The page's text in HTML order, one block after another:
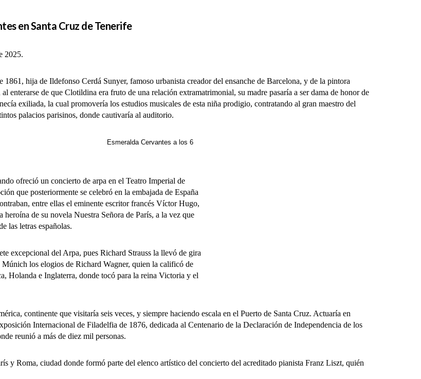
en Santa Cruz de Tenerife
2025.
hija de Ildefonso Cerdá Sunyer, famoso urbanista creador del ensanche de Barcelona, y de la pintora
enterarse de que Clotildina era fruto de una relación extramatrimonial, su madre pasaría a ser dama de honor de
exiliada, la cual promovería los estudios musicales de esta niña prodigio, contratando al gran maestro del
palacios parisinos, donde cautivaría al auditorio.
a los 6
ofreció un concierto de arpa en el Teatro Imperial de
que posteriormente se celebró en la embajada de España
entre ellas el eminente escritor francés Víctor Hugo,
de su novela Nuestra Señora de París, a la vez que
las letras españolas.
del Arpa, pues Richard Strauss la llevó de gira
los elogios de Richard Wagner, quien la calificó de
Holanda e Inglaterra, donde tocó para la reina Victoria y el
continente que visitaría seis veces, y siempre haciendo escala en el Puerto de Santa Cruz. Actuaría en
Internacional de Filadelfia de 1876, dedicada al Centenario de la Declaración de Independencia de los
reunió a más de diez mil personas.
ciudad donde formó parte del elenco artístico del concierto del acreditado pianista Franz Liszt, quién